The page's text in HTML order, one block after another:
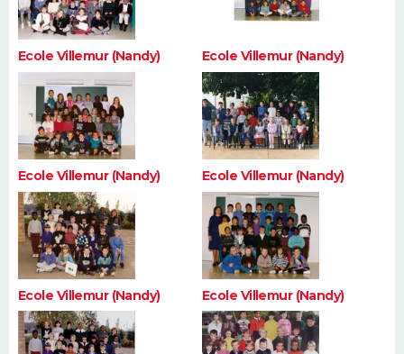
Ecole Villemur (Nandy) Ecole Villemur (Nandy)
Ecole Villemur (Nandy) Ecole Villemur (Nandy)
Ecole Villemur (Nandy) Ecole Villemur (Nandy)